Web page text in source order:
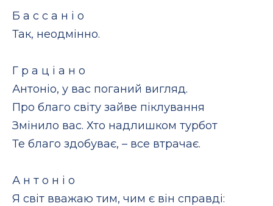
Б а с с а н і о
Так, неодмінно.
Г р а ц і а н о
Антоніо, у вас поганий вигляд.
Про благо світу зайве піклування
Змінило вас. Хто надлишком турбот
Те благо здобуває, – все втрачає.
А н т о н і о
Я світ вважаю тим, чим є він справді: